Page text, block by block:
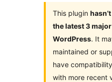
This plugin
the latest 3
WordPress. It
maintained or
have
with more recent